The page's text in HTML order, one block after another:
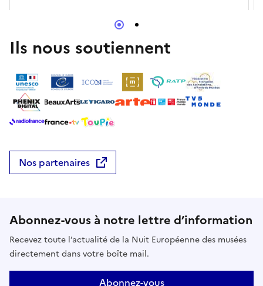
Ils nous soutiennent
Nos partenaires
Abonnez-vous à notre lettre d’information
Recevez toute l’actualité de la Nuit Européenne des musées
directement dans votre boîte mail.
Abonnez-vous